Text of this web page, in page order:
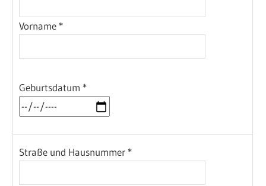
Vorname *
Geburtsdatum *
Straße und Hausnummer *